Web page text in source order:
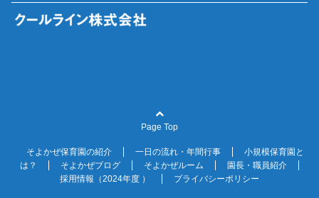
Page Top
そよかぜ保育園の紹介 一日の流れ・年間行事
小規模保育園と
は？
そよかぜブログ そよかぜルーム
園長・職員紹介
採用情報（2024年度 ）
プライバシーポリシー